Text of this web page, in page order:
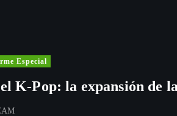
Especial
K-Pop: la expansión de